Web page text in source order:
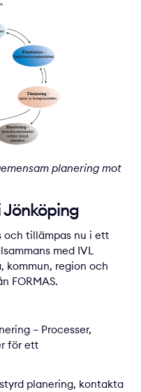
planering mot
tillämpas nu i ett
med IVL
kommun, region och
FORMAS.
– Processer,
för ett
planering, kontakta